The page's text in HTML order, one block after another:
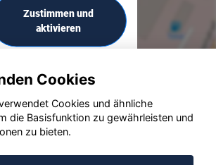
Zustimmen und
aktivieren
GmbH 2020 - 2026
Cookies
Cookies und ähnliche
die Basisfunktion zu gewährleisten und
zu bieten.